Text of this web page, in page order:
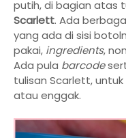
putih, di bagian atas
Scarlett. Ada
yang ada di sisi
pakai, ingredients,
Ada pula barcode
tulisan Scarlett,
atau enggak.